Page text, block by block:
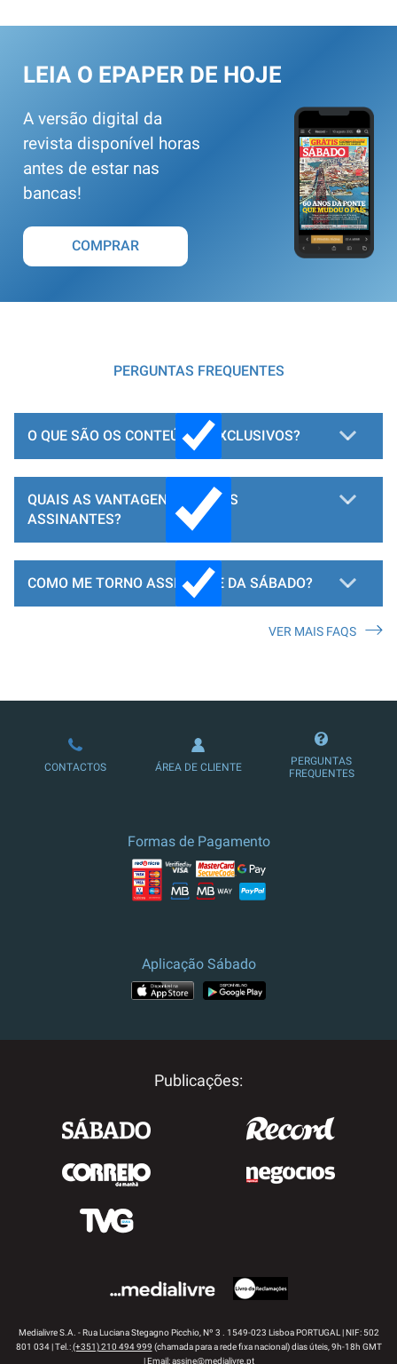
LEIA O EPAPER DE HOJE
A versão digital da
revista disponível horas
antes de estar nas
bancas!
COMPRAR
PERGUNTAS FREQUENTES
O QUE SÃO OS CONTEÚDOS EXCLUSIVOS?
QUAIS AS VANTAGENS PARA OS
ASSINANTES?
COMO ME TORNO ASSINANTE DA SÁBADO?
LOJA DE ASSINATURAS
VER MAIS FAQS
CONTACTOS ÁREA DE CLIENTE
PERGUNTAS
FREQUENTES
Formas de Pagamento
Aplicação Sábado
Publicações:
Medialivre S.A. - Rua Luciana Stegagno Picchio, Nº 3 . 1549-023 Lisboa PORTUGAL | NIF: 502
801 034 | Tel.:(+351) 210 494 999 (chamada para a rede fixa nacional) dias úteis, 9h-18h GMT
| Email:assine@medialivre.pt